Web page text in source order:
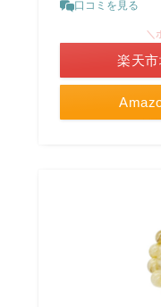
口コミを見る
＼
楽天